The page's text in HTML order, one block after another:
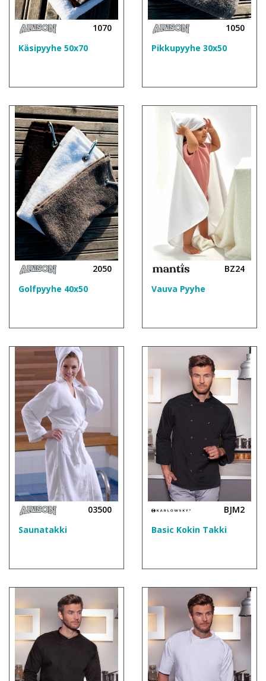
1070
Käsipyyhe 50x70
1050
Pikkupyyhe 30x50
2050
Golfpyyhe 40x50
BZ24
Vauva Pyyhe
03500
Saunatakki
BJM2
Basic Kokin Takki